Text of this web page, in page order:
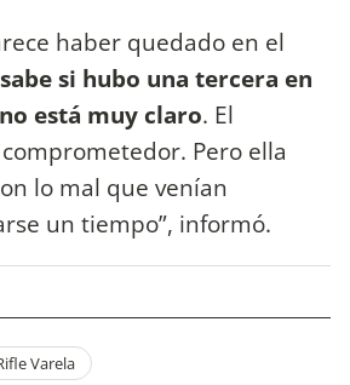
haber quedado en el
si hubo una tercera en
está muy claro. El
Pero ella
lo mal que venían
un tiempo”, informó.
Varela